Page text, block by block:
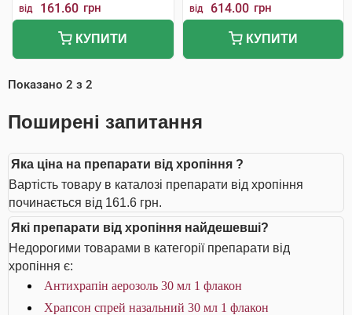
від 161.60 грн
КУПИТИ
від 614.00 грн
КУПИТИ
Показано 2 з 2
Поширені запитання
Яка ціна на препарати від хропіння ?
Вартість товару в каталозі препарати від хропіння
починається від 161.6 грн.
Які препарати від хропіння найдешевші?
Недорогими товарами в категорії препарати від
хропіння є:
Антихрапін аерозоль 30 мл 1 флакон
Храпсон спрей назальний 30 мл 1 флакон